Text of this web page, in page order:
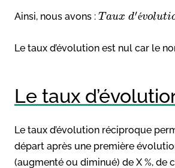
Ainsi, nous avons : T aux d′évoluti
Le taux d’évolution est nul car le
Le taux
Le taux d’évolution réciproque
départ après une première
(augmenté ou diminué) de X %,